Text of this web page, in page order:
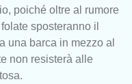
poiché oltre al rumore
sposteranno il
una barca in mezzo al
non resisterà alle